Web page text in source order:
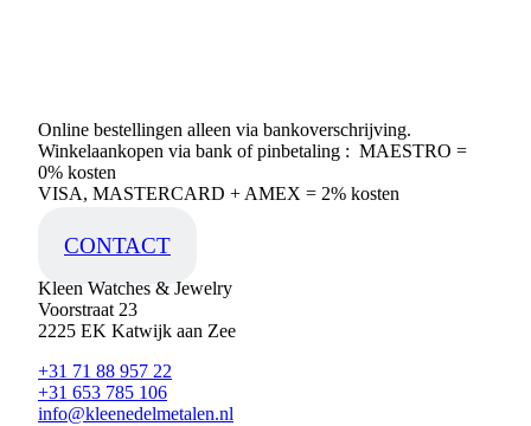
Online bestellingen alleen via bankoverschrijving.
Winkelaankopen via bank of pinbetaling : MAESTRO =
0% kosten
VISA, MASTERCARD + AMEX = 2% kosten
CONTACT
Kleen Watches & Jewelry
Voorstraat 23
2225 EK Katwijk aan Zee
+31 71 88 957 22
+31 653 785 106
info@kleenedelmetalen.nl